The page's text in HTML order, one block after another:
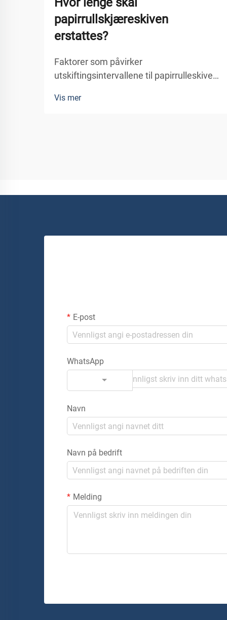
papirrullskjæreskiven
erstattes?
Faktorer som påvirker
utskiftingsintervallene til papirrulleskiver
Materialene som brukes i produksjonen
Vis mer
E-post
WhatsApp
Navn
Navn på bedrift
Melding